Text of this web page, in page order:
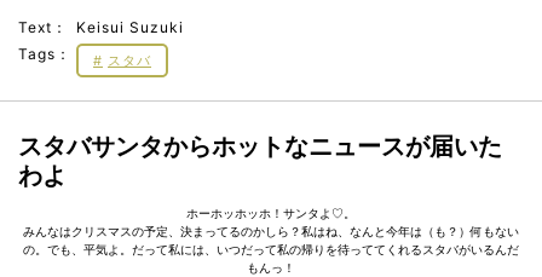
Text：
Keisui Suzuki
Tags：
スタバ
スタバサンタからホットなニュースが届いた
わよ
ホーホッホッホ！サンタよ♡。
みんなはクリスマスの予定、決まってるのかしら？私はね、なんと今年は（も？）何もない
の。でも、平気よ。だって私には、いつだって私の帰りを待っててくれるスタバがいるんだ
もんっ！